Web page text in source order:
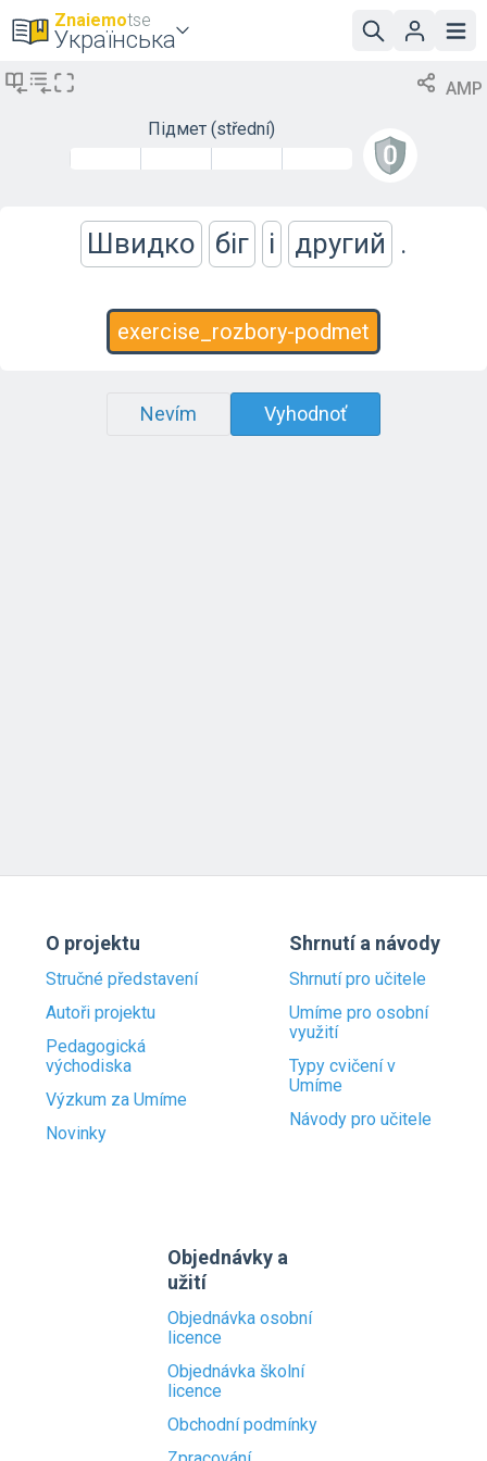
Znaiemotse
Українська
AMP
Підмет (střední)
Швидко біг і другий .
exercise_rozbory-podmet
Nevím Vyhodnoť
O projektu
Stručné představení
Autoři projektu
Pedagogická
východiska
Výzkum za Umíme
Novinky
Shrnutí a návody
Shrnutí pro učitele
Umíme pro osobní
využití
Typy cvičení v
Umíme
Návody pro učitele
Objednávky a
užití
Objednávka osobní
licence
Objednávka školní
licence
Obchodní podmínky